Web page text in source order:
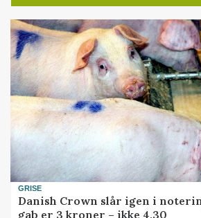
GRISE
Danish Crown slår igen i
gab er 3 kroner – ikke 4,30